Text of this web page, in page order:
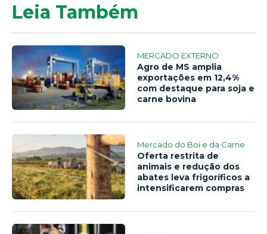
Leia Também
MERCADO EXTERNO
Agro de MS amplia
exportações em 12,4%
com destaque para soja e
carne bovina
Mercado do Boi e da Carne
Oferta restrita de
animais e redução dos
abates leva frigoríficos a
intensificarem compras